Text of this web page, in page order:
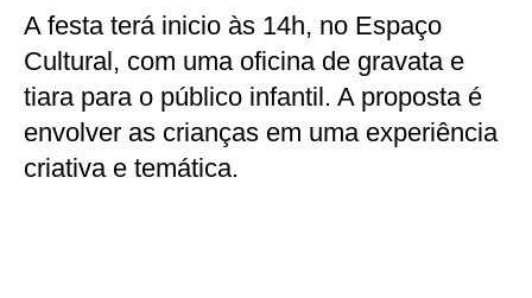
A festa terá inicio às 14h, no Espaço
Cultural, com uma oficina de gravata e
tiara para o público infantil. A proposta é
envolver as crianças em uma experiência
criativa e temática.